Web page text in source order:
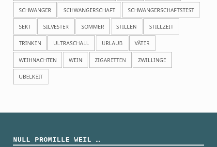
SCHWANGER SCHWANGERSCHAFT SCHWANGERSCHAFTSTEST
SEKT SILVESTER SOMMER STILLEN STILLZEIT
TRINKEN ULTRASCHALL URLAUB VÄTER
WEIHNACHTEN WEIN ZIGARETTEN ZWILLINGE
ÜBELKEIT
NULL PROMILLE WEIL …